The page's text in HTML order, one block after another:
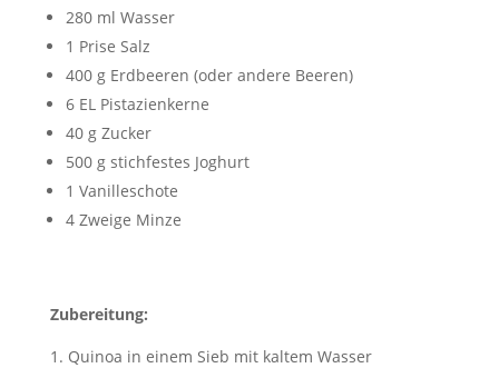
280 ml Wasser
1 Prise Salz
400 g Erdbeeren (oder andere Beeren)
6 EL Pistazienkerne
40 g Zucker
500 g stichfestes Joghurt
1 Vanilleschote
4 Zweige Minze
Zubereitung:
Quinoa in einem Sieb mit kaltem Wasser